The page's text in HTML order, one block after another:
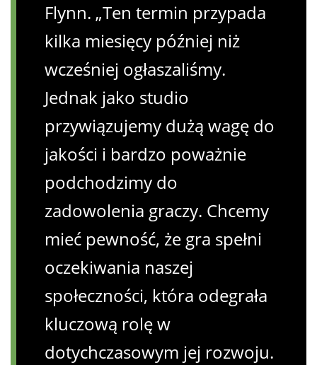
Flynn. „Ten termin przypada
kilka miesięcy później niż
wcześniej ogłaszaliśmy.
Jednak jako studio
przywiązujemy dużą wagę do
jakości i bardzo poważnie
podchodzimy do
zadowolenia graczy. Chcemy
mieć pewność, że gra spełni
oczekiwania naszej
społeczności, która odegrała
kluczową rolę w
dotychczasowym jej rozwoju.